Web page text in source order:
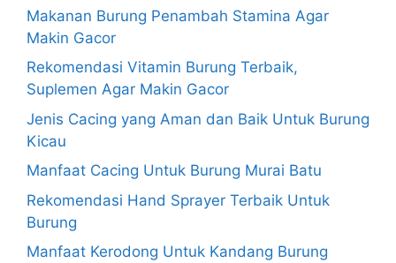
Makanan Burung Penambah Stamina Agar
Makin Gacor
Rekomendasi Vitamin Burung Terbaik,
Suplemen Agar Makin Gacor
Jenis Cacing yang Aman dan Baik Untuk Burung
Kicau
Manfaat Cacing Untuk Burung Murai Batu
Rekomendasi Hand Sprayer Terbaik Untuk
Burung
Manfaat Kerodong Untuk Kandang Burung